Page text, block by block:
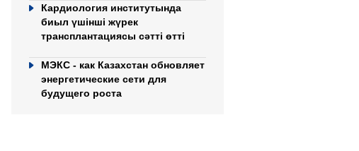
Кардиология институтында
биыл үшінші жүрек
трансплантациясы сәтті өтті
МЭКС - как Казахстан обновляет
энергетические сети для
будущего роста